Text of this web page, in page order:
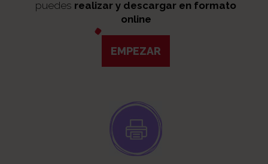
puedes realizar y descargar en formato
online
EMPEZAR